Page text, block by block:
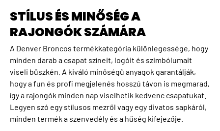
STÍLUS ÉS MINŐSÉG A
RAJONGÓK SZÁMÁRA
A Denver Broncos termékkategória különlegessége, hogy
minden darab a csapat színeit, logóit és szimbólumait
viseli büszkén. A kiváló minőségű anyagok garantálják,
hogy a fun és profi megjelenés hosszú távon is megmarad,
így a rajongók minden nap viselhetik kedvenc csapatukat.
Legyen szó egy stílusos mezről vagy egy divatos sapkáról,
minden termék a szenvedély és a hűség kifejezője.